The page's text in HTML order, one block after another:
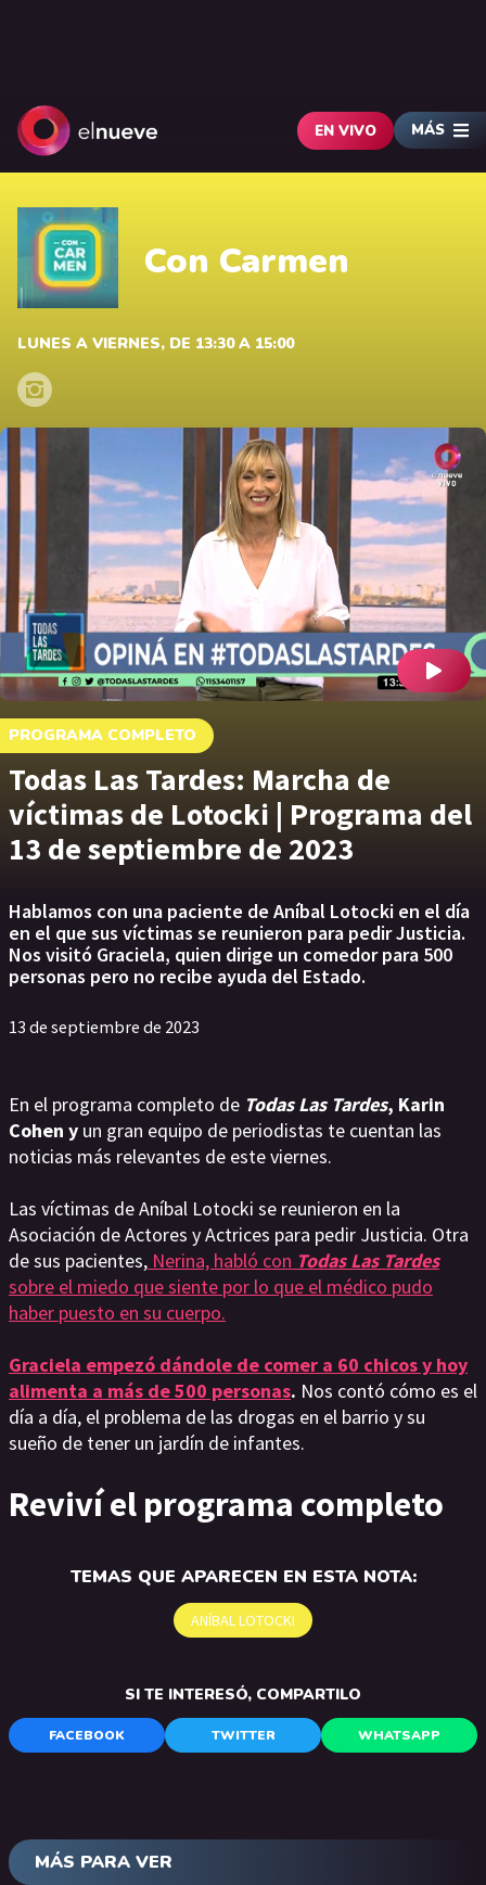
EN VIVO MÁS
Con Carmen
LUNES A VIERNES, DE 13:30 A 15:00
PROGRAMA COMPLETO
Todas Las Tardes: Marcha de
víctimas de Lotocki | Programa del
13 de septiembre de 2023
Hablamos con una paciente de Aníbal Lotocki en el día
en el que sus víctimas se reunieron para pedir Justicia.
Nos visitó Graciela, quien dirige un comedor para 500
personas pero no recibe ayuda del Estado.
13 de septiembre de 2023
En el programa completo de Todas Las Tardes, Karin
Cohen y un gran equipo de periodistas te cuentan las
noticias más relevantes de este viernes.
Las víctimas de Aníbal Lotocki se reunieron en la
Asociación de Actores y Actrices para pedir Justicia. Otra
de sus pacientes, Nerina, habló con Todas Las Tardes
sobre el miedo que siente por lo que el médico pudo
haber puesto en su cuerpo.
Graciela empezó dándole de comer a 60 chicos y hoy
alimenta a más de 500 personas. Nos contó cómo es el
día a día, el problema de las drogas en el barrio y su
sueño de tener un jardín de infantes.
Reviví el programa completo
TEMAS QUE APARECEN EN ESTA NOTA:
ANÍBAL LOTOCKI
SI TE INTERESÓ, COMPARTILO
FACEBOOK TWITTER WHATSAPP
MÁS PARA VER